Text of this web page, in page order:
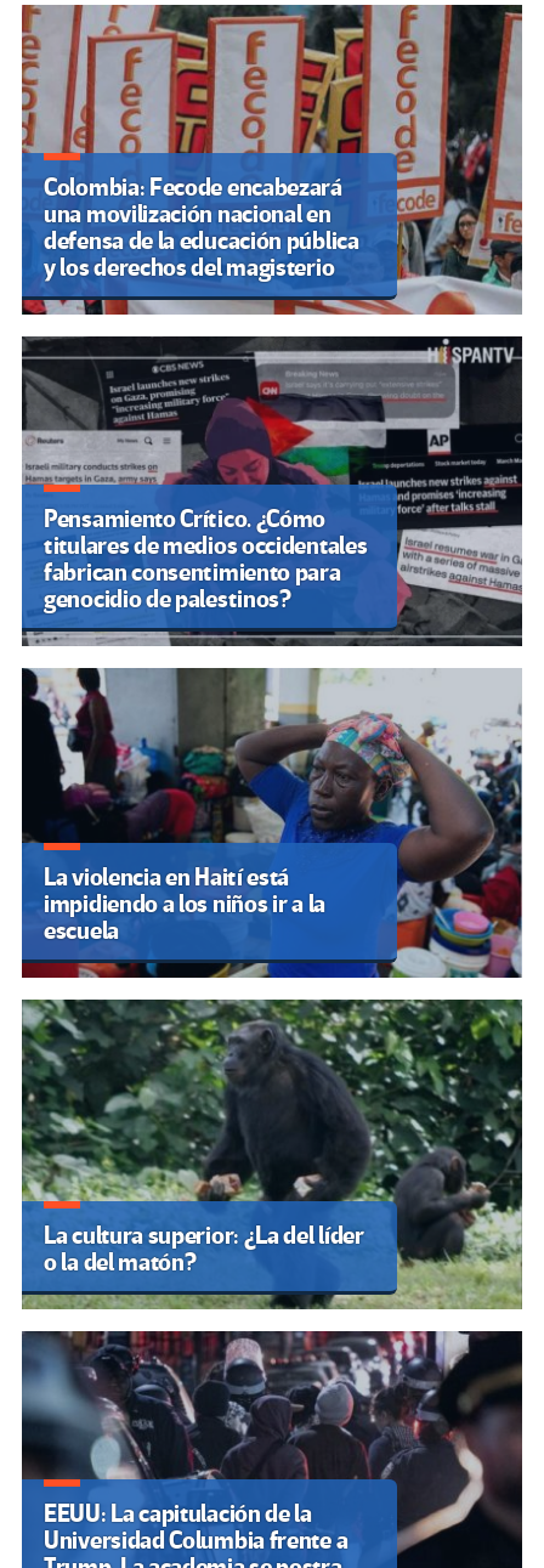
Colombia: Fecode encabezará
una movilización nacional en
defensa de la educación pública
y los derechos del magisterio
Pensamiento Crítico. ¿Cómo
titulares de medios occidentales
fabrican consentimiento para
genocidio de palestinos?
La violencia en Haití está
impidiendo a los niños ir a la
escuela
La cultura superior: ¿La del líder
o la del matón?
EEUU: La capitulación de la
Universidad Columbia frente a